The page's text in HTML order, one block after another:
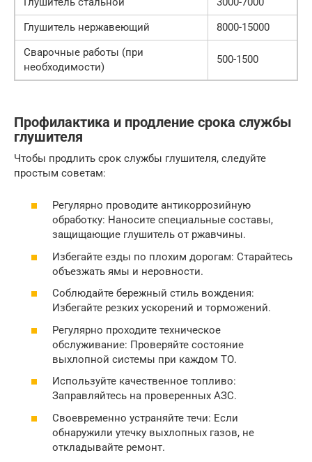
Глушитель нержавеющий
8000-15000
Сварочные работы (при
необходимости)
500-1500
Профилактика и продление срока службы
глушителя
Чтобы продлить срок службы глушителя, следуйте
простым советам:
Регулярно проводите антикоррозийную
обработку: Наносите специальные составы,
защищающие глушитель от ржавчины.
Избегайте езды по плохим дорогам: Старайтесь
объезжать ямы и неровности.
Соблюдайте бережный стиль вождения:
Избегайте резких ускорений и торможений.
Регулярно проходите техническое
обслуживание: Проверяйте состояние
выхлопной системы при каждом ТО.
Используйте качественное топливо:
Заправляйтесь на проверенных АЗС.
Своевременно устраняйте течи: Если
обнаружили утечку выхлопных газов, не
откладывайте ремонт.